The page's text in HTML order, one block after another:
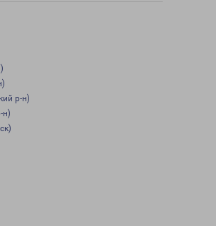
р-н)
н)